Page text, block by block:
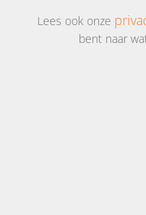
Lees ook onze
bent naar